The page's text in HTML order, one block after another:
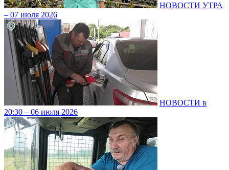
НОВОСТИ УТРА
– 07 июля 2026
НОВОСТИ в
20:30 – 06 июля 2026